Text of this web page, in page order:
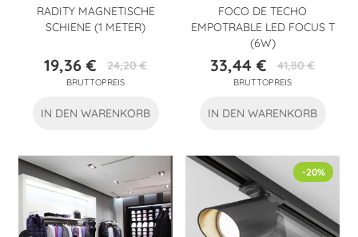
RADITY MAGNETISCHE
SCHIENE (1 METER)
Preis
19,36 €Verkaufspreis
24,20 €
BRUTTOPREIS
IN DEN WARENKORB
FOCO DE TECHO
EMPOTRABLE LED FOCUS T
(6W)
Preis
33,44 €Verkaufspreis
41,80 €
BRUTTOPREIS
IN DEN WARENKORB
-20%